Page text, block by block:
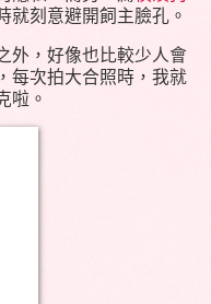
就刻意避開飼主臉孔。
外，好像也比較少人會
每次拍大合照時，我就
啦。